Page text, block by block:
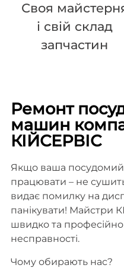
Своя
і свій склад
запчастин
Ремонт
машин
КІЙСЕРВІС
Якщо ваша
працювати – не
видає помилку на
панікувати! Майстри
швидко та професійно
несправності.
Чому обирають нас?